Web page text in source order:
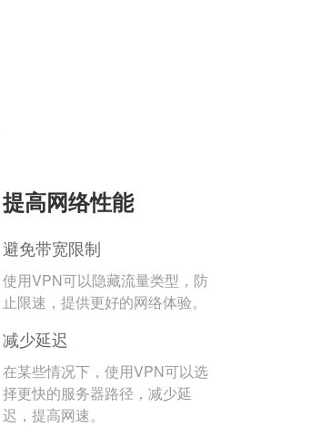
提高网络性能
避免带宽限制
使用VPN可以隐藏流量类型，防
止限速，提供更好的网络体验。
减少延迟
在某些情况下，使用VPN可以选
择更快的服务器路径，减少延
迟，提高网速。